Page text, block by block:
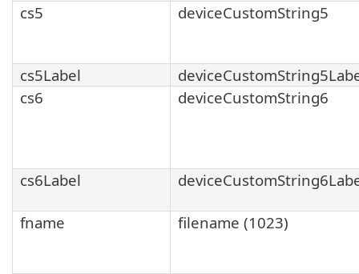
cs5 deviceCustomString5
cs5Label
cs6
deviceCustomString6
cs6Label
fname filename (1023)